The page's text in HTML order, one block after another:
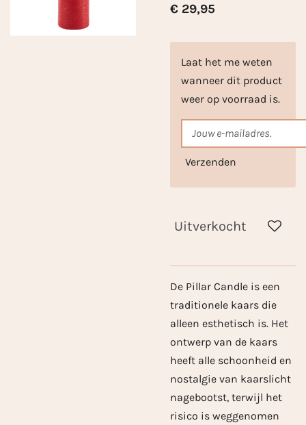
€ 29,95
Laat het me weten
wanneer dit product
weer op voorraad is.
Verzenden
Uitverkocht
De Pillar Candle is een
traditionele kaars die
alleen esthetisch is. Het
ontwerp van de kaars
heeft alle schoonheid en
nostalgie van kaarslicht
nagebootst, terwijl het
risico is weggenomen